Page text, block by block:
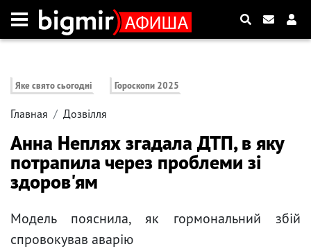
Яке свято сьогодні Гороскопи 2025
Главная Дозвілля
Анна Неплях згадала ДТП, в яку
потрапила через проблеми зі
здоров'ям
Модель пояснила, як гормональний збій
спровокував аварію